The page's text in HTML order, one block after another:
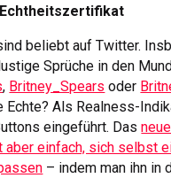
beliebt auf Twitter.
Sprüche in den
, Britney_Spears oder
Echte? Als Realness-
eingeführt. Das
aber einfach, sich selbst
– indem man ihn in